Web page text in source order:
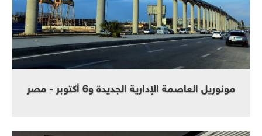
مونوريل العاصمة الإدارية الجديدة و6 أكتوبر - مصر